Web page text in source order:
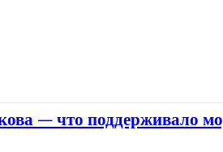
— что поддерживало